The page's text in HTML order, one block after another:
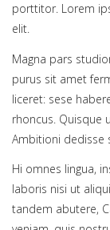
porttitor. Lorem
elit.
Magna pars
purus sit amet
liceret: sese
rhoncus. Quisque
Ambitioni dedisse
Hi omnes lingua,
laboris nisi ut
tandem abutere,